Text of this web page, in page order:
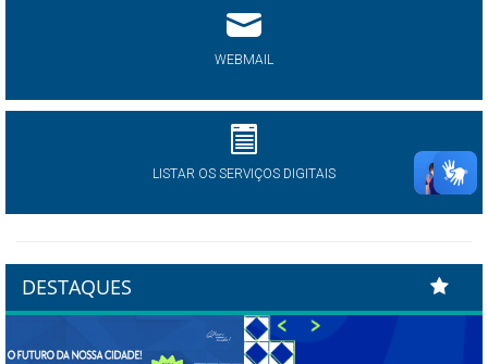
WEBMAIL
LISTAR OS SERVIÇOS DIGITAIS
DESTAQUES